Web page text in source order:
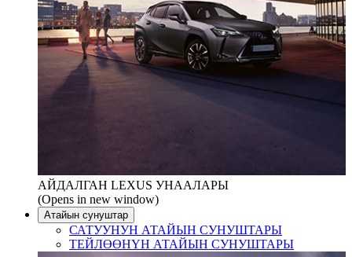
АЙДАЛГАН LEXUS УНААЛАРЫ
(Opens in new window)
Атайын сунуштар
САТУУНУН АТАЙЫН СУНУШТАРЫ
ТЕЙЛӨӨНҮН АТАЙЫН СУНУШТАРЫ